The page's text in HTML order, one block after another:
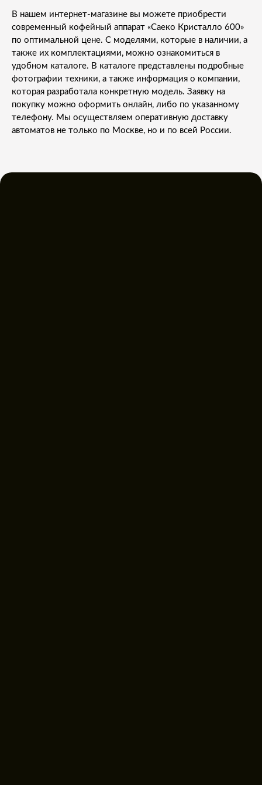
В нашем интернет-магазине вы можете приобрести
современный кофейный аппарат «Саеко Кристалло 600»
по оптимальной цене. С моделями, которые в наличии, а
также их комплектациями, можно ознакомиться в
удобном каталоге. В каталоге представлены подробные
фотографии техники, а также информация о компании,
которая разработала конкретную модель. Заявку на
покупку можно оформить онлайн, либо по указанному
телефону. Мы осуществляем оперативную доставку
автоматов не только по Москве, но и по всей России.